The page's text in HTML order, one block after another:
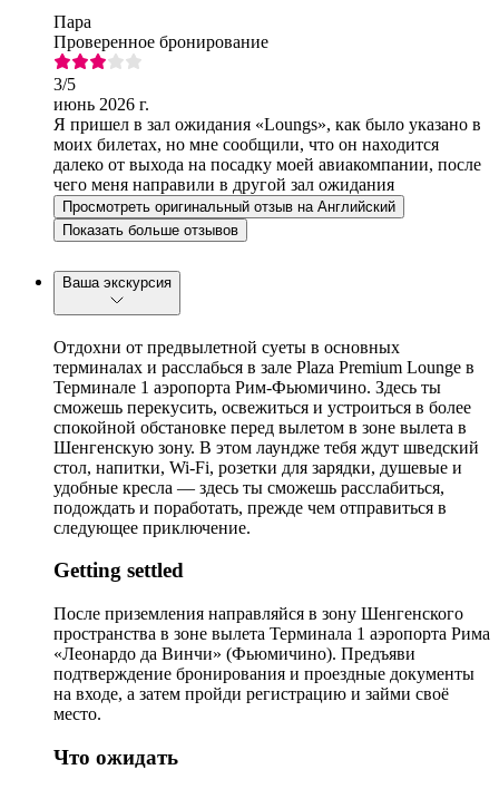
Пара
Проверенное бронирование
3/5
июнь 2026 г.
Я пришел в зал ожидания «Loungs», как было указано в
моих билетах, но мне сообщили, что он находится
далеко от выхода на посадку моей авиакомпании, после
чего меня направили в другой зал ожидания
Просмотреть оригинальный отзыв на Английский
Показать больше отзывов
Ваша экскурсия
Отдохни от предвылетной суеты в основных
терминалах и расслабься в зале Plaza Premium Lounge в
Терминале 1 аэропорта Рим-Фьюмичино. Здесь ты
сможешь перекусить, освежиться и устроиться в более
спокойной обстановке перед вылетом в зоне вылета в
Шенгенскую зону. В этом лаундже тебя ждут шведский
стол, напитки, Wi-Fi, розетки для зарядки, душевые и
удобные кресла — здесь ты сможешь расслабиться,
подождать и поработать, прежде чем отправиться в
следующее приключение.
Getting settled
После приземления направляйся в зону Шенгенского
пространства в зоне вылета Терминала 1 аэропорта Рима
«Леонардо да Винчи» (Фьюмичино). Предъяви
подтверждение бронирования и проездные документы
на входе, а затем пройди регистрацию и займи своё
место.
Что ожидать